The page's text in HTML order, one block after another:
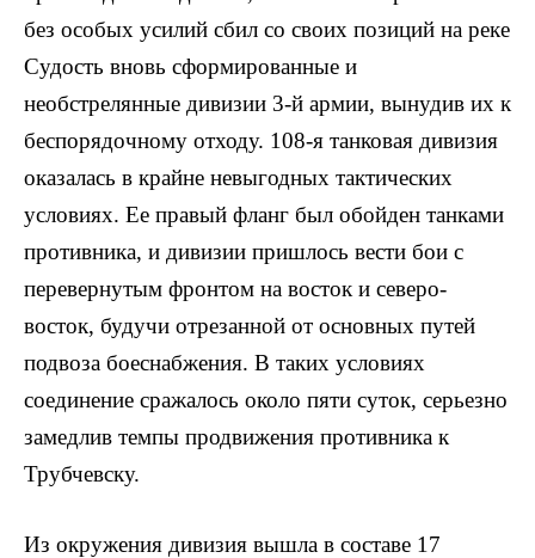
без особых усилий сбил со своих позиций на реке
Судость вновь сформированные и
необстрелянные дивизии 3-й армии, вынудив их к
беспорядочному отходу. 108-я танковая дивизия
оказалась в крайне невыгодных тактических
условиях. Ее правый фланг был обойден танками
противника, и дивизии пришлось вести бои с
перевернутым фронтом на восток и северо-
восток, будучи отрезанной от основных путей
подвоза боеснабжения. В таких условиях
соединение сражалось около пяти суток, серьезно
замедлив темпы продвижения противника к
Трубчевску.
Из окружения дивизия вышла в составе 17